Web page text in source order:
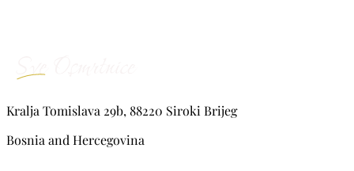
Kralja Tomislava 29b, 88220 Siroki Brijeg
Bosnia and Hercegovina